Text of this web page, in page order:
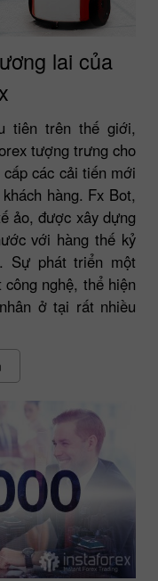
lai của
tiên trên thế giới,
tượng trưng cho
các cải tiến mới
hàng. Fx Bot,
ảo, được xây dựng
với hàng thế kỷ
Sự phát triển một
nghệ, thể hiện
ở tại rất nhiều